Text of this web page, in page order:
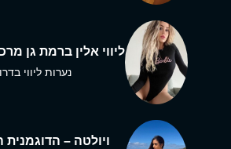
ליווי אלין ברמת גן
נערות ליווי
ויולטה –